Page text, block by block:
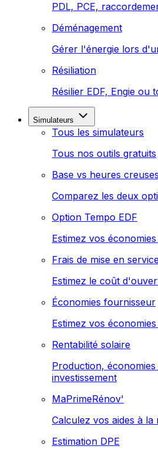
PDL, PCE,
Déménagement
Gérer l'énergie lors
Résiliation
Résilier EDF, Engie ou
Simulateurs
Tous les simulateurs
Tous nos outils gratuits
Base vs heures creuses
Comparez les deux
Option Tempo EDF
Estimez vos
Frais de mise en
Estimez le coût
Économies fournisseur
Estimez vos
Rentabilité solaire
Production,
investissement
MaPrimeRénov'
Calculez vos aides à la
Estimation DPE